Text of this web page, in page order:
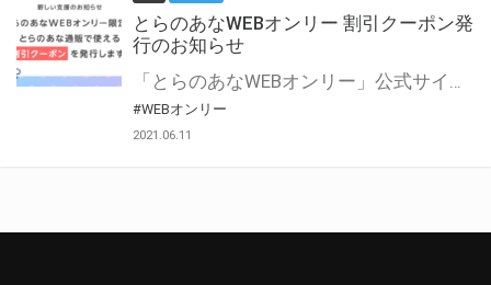
とらのあなWEBオンリー 割引クーポン発
行のお知らせ
「とらのあなWEBオンリー」公式サイトでとらのあな通販の「割引クーポン」を配布中！ イベントごとに開催当日限定で使える割引クーポンのシリアルコードを発行します。 とらのあなWEBオンリーのページをチェックして、イベント当日にお得にお買い物を楽しみましょう♪ ※本キャンペーンは予告なく終了する場合がございます。 とらのあなWEBオンリーサイトはこちら
#WEBオンリー
2021.06.11